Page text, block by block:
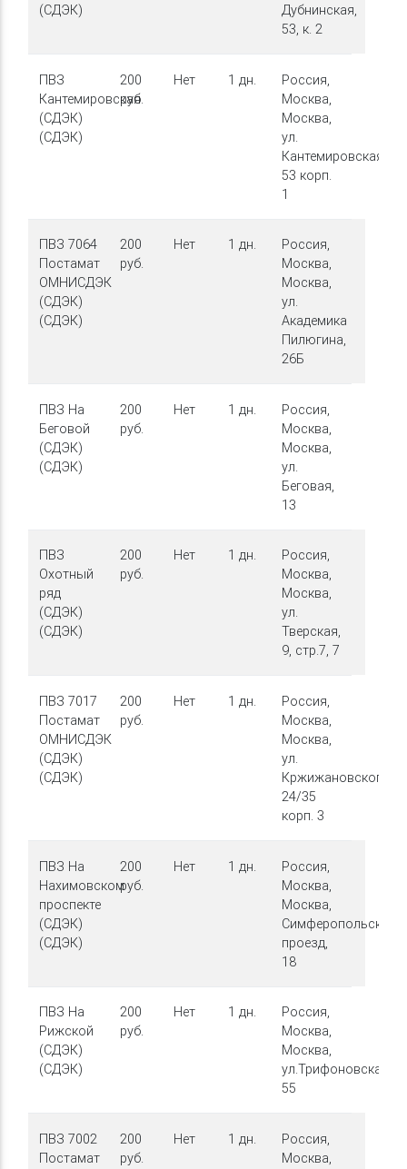
(СДЭК)
Дубнинская,
53, к. 2
ПВЗ
Кантемировская
(СДЭК)
(СДЭК)
200
руб.
Нет 1 дн.
Россия,
Москва,
Москва,
ул.
Кантемировская,
53 корп.
1
ПВЗ 7064
Постамат
ОМНИСДЭК
(СДЭК)
(СДЭК)
200
руб.
Нет 1 дн.
Россия,
Москва,
Москва,
ул.
Академика
Пилюгина,
26Б
ПВЗ На
Беговой
(СДЭК)
(СДЭК)
200
руб.
Нет 1 дн.
Россия,
Москва,
Москва,
ул.
Беговая,
13
ПВЗ
Охотный
ряд
(СДЭК)
(СДЭК)
200
руб.
Нет 1 дн.
Россия,
Москва,
Москва,
ул.
Тверская,
9, стр.7, 7
ПВЗ 7017
Постамат
ОМНИСДЭК
(СДЭК)
(СДЭК)
200
руб.
Нет 1 дн.
Россия,
Москва,
Москва,
ул.
Кржижановского,
24/35
корп. 3
ПВЗ На
Нахимовском
проспекте
(СДЭК)
(СДЭК)
200
руб.
Нет 1 дн.
Россия,
Москва,
Москва,
Симферопольский
проезд,
18
ПВЗ На
Рижской
(СДЭК)
(СДЭК)
200
руб.
Нет 1 дн.
Россия,
Москва,
Москва,
ул.Трифоновская,
55
ПВЗ 7002
Постамат
200
руб.
Нет 1 дн.
Россия,
Москва,